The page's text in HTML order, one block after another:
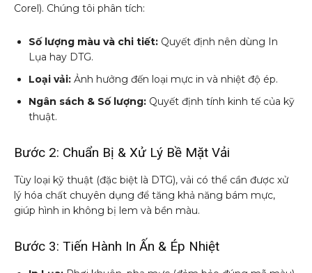
Corel). Chúng tôi phân tích:
Số lượng màu và chi tiết: Quyết định nên dùng In
Lụa hay DTG.
Loại vải: Ảnh hưởng đến loại mực in và nhiệt độ ép.
Ngân sách & Số lượng: Quyết định tính kinh tế của kỹ
thuật.
Bước 2: Chuẩn Bị & Xử Lý Bề Mặt Vải
Tùy loại kỹ thuật (đặc biệt là DTG), vải có thể cần được xử
lý hóa chất chuyên dụng để tăng khả năng bám mực,
giúp hình in không bị lem và bền màu.
Bước 3: Tiến Hành In Ấn & Ép Nhiệt